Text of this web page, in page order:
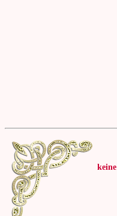
keine